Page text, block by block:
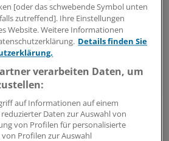
bieten auch
der Stunde ist jedoch ein
[oder das schwebende Symbol unten
zutreffend]. Ihre Einstellungen
Website. Weitere Informationen
Details finden Sie
verarbeiten Daten, um
auf Informationen auf einem
Daten zur Auswahl von
von Profilen für personalisierte
Profilen zur Auswahl